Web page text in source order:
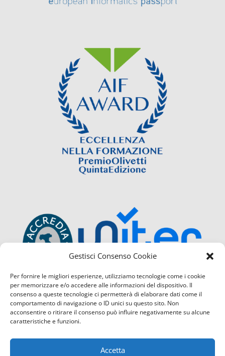
Gestisci Consenso Cookie
Per fornire le migliori esperienze, utilizziamo tecnologie come i cookie
per memorizzare e/o accedere alle informazioni del dispositivo. Il
consenso a queste tecnologie ci permetterà di elaborare dati come il
comportamento di navigazione o ID unici su questo sito. Non
acconsentire o ritirare il consenso può influire negativamente su alcune
caratteristiche e funzioni.
Accetta